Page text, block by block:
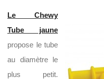
Le Chewy
Tube jaune
propose le tube
au diamètre le
plus petit.